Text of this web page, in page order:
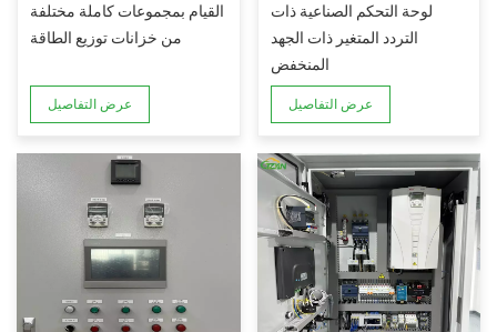
القيام بمجموعات كاملة مختلفة
من خزانات توزيع الطاقة
عرض التفاصيل
لوحة التحكم الصناعية ذات
التردد المتغير ذات الجهد
المنخفض
عرض التفاصيل